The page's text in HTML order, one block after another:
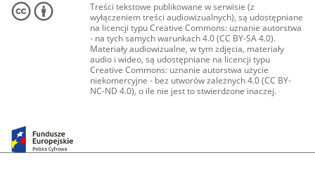
Treści tekstowe publikowane w serwisie (z
wyłączeniem treści audiowizualnych), są udostępniane
na licencji typu Creative Commons: uznanie autorstwa
- na tych samych warunkach 4.0 (CC BY-SA 4.0).
Materiały audiowizualne, w tym zdjęcia, materiały
audio i wideo, są udostępniane na licencji typu
Creative Commons: uznanie autorstwa użycie
niekomercyjne - bez utworów zależnych 4.0 (CC BY-
NC-ND 4.0), o ile nie jest to stwierdzone inaczej.